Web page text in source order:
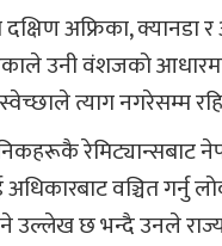
अफ्रिका, क्यानडा
उनी वंशजको
त्याग नगरेसम्म
रेमिट्यान्सबाट
वञ्चित गर्नु
उल्लेख छ भन्दै उनले